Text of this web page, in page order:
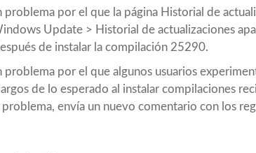
problema por el que la página Historial de
Update > Historial de actualizaciones
de instalar la compilación 25290.
problema por el que algunos usuarios
de lo esperado al instalar compilaciones
envía un nuevo comentario con los